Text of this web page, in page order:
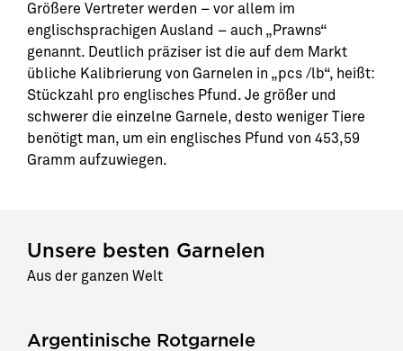
Größere Vertreter werden – vor allem im
englischsprachigen Ausland – auch „Prawns“
genannt. Deutlich präziser ist die auf dem Markt
übliche Kalibrierung von Garnelen in „pcs /lb“, heißt:
Stückzahl pro englisches Pfund. Je größer und
schwerer die einzelne Garnele, desto weniger Tiere
benötigt man, um ein englisches Pfund von 453,59
Gramm aufzuwiegen.
Unsere besten Garnelen
Aus der ganzen Welt
Argentinische Rotgarnele